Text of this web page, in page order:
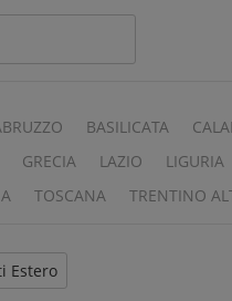
BASILICATA
GRECIA LAZIO LIGURIA
TOSCANA TRENTINO
Estero